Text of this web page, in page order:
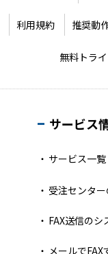
利用規約 推奨動
無料トラ
サービス
サービス一覧
受注センター
FAX送信の
メールでFAX